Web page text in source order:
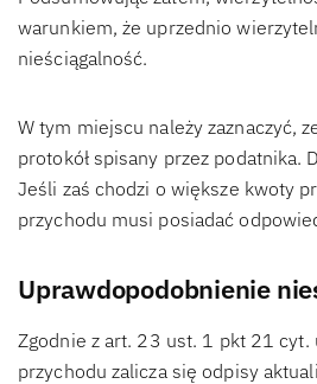
warunkiem, że uprzednio
nieściągalność.
W tym miejscu należy zaznaczyć,
protokół spisany przez podatnika.
Jeśli zaś chodzi o większe kwoty
przychodu musi posiadać
Uprawdopodobnienie
Zgodnie z art. 23 ust. 1 pkt 21
przychodu zalicza się odpisy